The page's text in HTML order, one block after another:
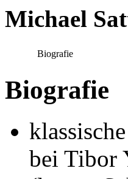
Michael
Biografie
Biografie
bei Tibor